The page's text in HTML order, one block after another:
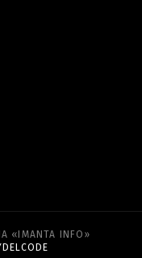
«IMANTA INFO»